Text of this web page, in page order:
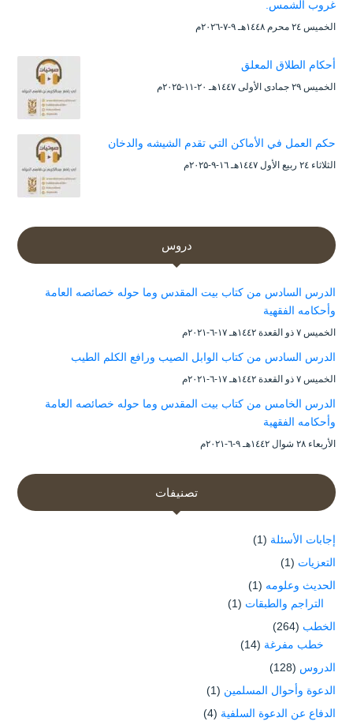
غروب الشمس.
الخميس ۲٤ محرم ۱٤٤۸هـ ۹-۷-۲۰۲٦م
أحكام الطلاق المعلق
الخميس ۲۹ جمادى الأولى ۱٤٤۷هـ ۲۰-۱۱-۲۰۲۵م
حكم العمل في الأماكن التي تقدم الشيشه والدخان
الثلاثاء ۲٤ ربيع الأول ۱٤٤۷هـ ۱٦-۹-۲۰۲۵م
دروس
الدرس السادس من كتاب بيت المقدس وما حوله خصائصه العامة
وأحكامه الفقهية
الخميس ۷ ذو القعدة ۱٤٤۲هـ ۱۷-٦-۲۰۲۱م
الدرس السادس من كتاب الوابل الصيب ورافع الكلم الطيب
الخميس ۷ ذو القعدة ۱٤٤۲هـ ۱۷-٦-۲۰۲۱م
الدرس الخامس من كتاب بيت المقدس وما حوله خصائصه العامة
وأحكامه الفقهية
الأربعاء ۲۸ شوال ۱٤٤۲هـ ۹-٦-۲۰۲۱م
تصنيفات
إجابات الأسئلة (1)
التعزيات (1)
الحديث وعلومه (1)
التراجم والطبقات (1)
الخطب (264)
خطب مفرغة (14)
الدروس (128)
الدعوة وأحوال المسلمين (1)
الدفاع عن الدعوة السلفية (4)